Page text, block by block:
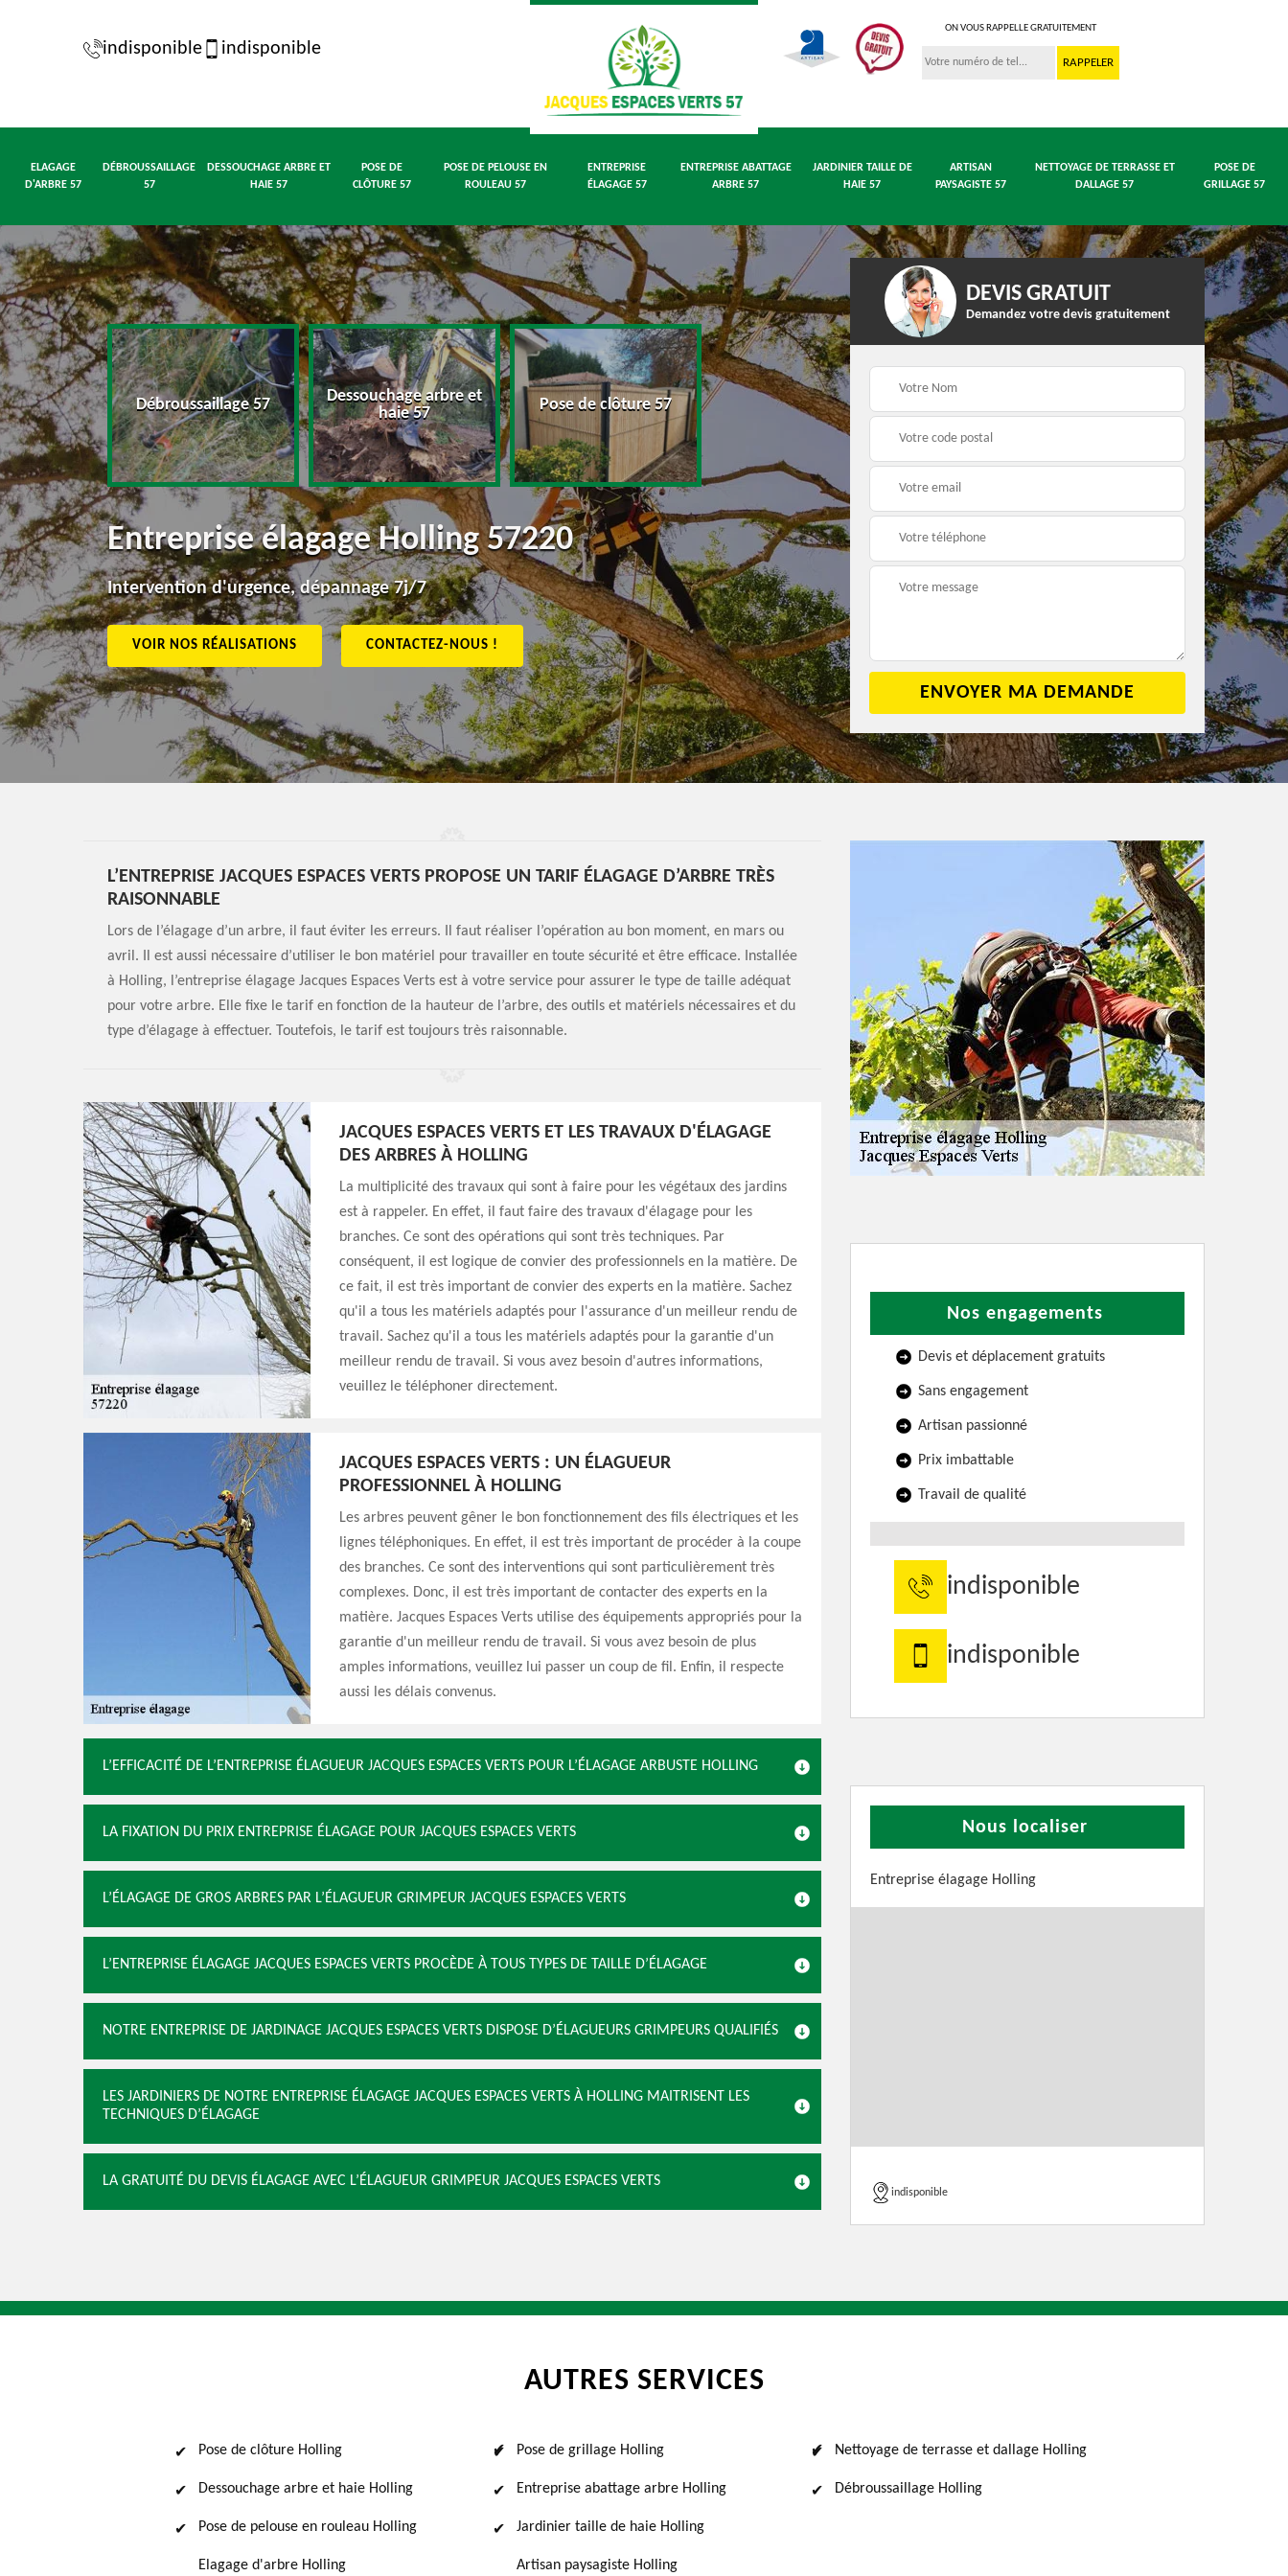
indisponible indisponible
ON VOUS RAPPELLE GRATUITEMENT
ELAGAGE
D'ARBRE 57
DÉBROUSSAILLAGE
57
DESSOUCHAGE ARBRE ET
HAIE 57
POSE DE
CLÔTURE 57
POSE DE PELOUSE EN
ROULEAU 57
ENTREPRISE
ÉLAGAGE 57
ENTREPRISE ABATTAGE
ARBRE 57
JARDINIER TAILLE DE
HAIE 57
ARTISAN
PAYSAGISTE 57
NETTOYAGE DE TERRASSE ET
DALLAGE 57
POSE DE
GRILLAGE 57
57 Débroussaillage 57
Dessouchage arbre et
haie 57
Pose de clôture 57
Pose de pelouse en
rouleau 57
Entreprise abattage
arbre 57
Entreprise élagage Holling 57220
Intervention d'urgence, dépannage 7j/7
VOIR NOS RÉALISATIONS CONTACTEZ-NOUS !
DEVIS GRATUIT
Demandez votre devis gratuitement
L’ENTREPRISE JACQUES ESPACES VERTS PROPOSE UN TARIF ÉLAGAGE D’ARBRE TRÈS
RAISONNABLE
Lors de l’élagage d’un arbre, il faut éviter les erreurs. Il faut réaliser l’opération au bon moment, en mars ou
avril. Il est aussi nécessaire d’utiliser le bon matériel pour travailler en toute sécurité et être efficace. Installée
à Holling, l’entreprise élagage Jacques Espaces Verts est à votre service pour assurer le type de taille adéquat
pour votre arbre. Elle fixe le tarif en fonction de la hauteur de l’arbre, des outils et matériels nécessaires et du
type d’élagage à effectuer. Toutefois, le tarif est toujours très raisonnable.
JACQUES ESPACES VERTS ET LES TRAVAUX D'ÉLAGAGE
DES ARBRES À HOLLING
La multiplicité des travaux qui sont à faire pour les végétaux des jardins
est à rappeler. En effet, il faut faire des travaux d'élagage pour les
branches. Ce sont des opérations qui sont très techniques. Par
conséquent, il est logique de convier des professionnels en la matière. De
ce fait, il est très important de convier des experts en la matière. Sachez
qu'il a tous les matériels adaptés pour l'assurance d'un meilleur rendu de
travail. Sachez qu'il a tous les matériels adaptés pour la garantie d'un
meilleur rendu de travail. Si vous avez besoin d'autres informations,
veuillez le téléphoner directement.
JACQUES ESPACES VERTS : UN ÉLAGUEUR
PROFESSIONNEL À HOLLING
Les arbres peuvent gêner le bon fonctionnement des fils électriques et les
lignes téléphoniques. En effet, il est très important de procéder à la coupe
des branches. Ce sont des interventions qui sont particulièrement très
complexes. Donc, il est très important de contacter des experts en la
matière. Jacques Espaces Verts utilise des équipements appropriés pour la
garantie d'un meilleur rendu de travail. Si vous avez besoin de plus
amples informations, veuillez lui passer un coup de fil. Enfin, il respecte
aussi les délais convenus.
L’EFFICACITÉ DE L’ENTREPRISE ÉLAGUEUR JACQUES ESPACES VERTS POUR L’ÉLAGAGE ARBUSTE HOLLING
LA FIXATION DU PRIX ENTREPRISE ÉLAGAGE POUR JACQUES ESPACES VERTS
L’ÉLAGAGE DE GROS ARBRES PAR L’ÉLAGUEUR GRIMPEUR JACQUES ESPACES VERTS
L’ENTREPRISE ÉLAGAGE JACQUES ESPACES VERTS PROCÈDE À TOUS TYPES DE TAILLE D’ÉLAGAGE
NOTRE ENTREPRISE DE JARDINAGE JACQUES ESPACES VERTS DISPOSE D’ÉLAGUEURS GRIMPEURS QUALIFIÉS
LES JARDINIERS DE NOTRE ENTREPRISE ÉLAGAGE JACQUES ESPACES VERTS À HOLLING MAITRISENT LES
TECHNIQUES D’ÉLAGAGE
LA GRATUITÉ DU DEVIS ÉLAGAGE AVEC L’ÉLAGUEUR GRIMPEUR JACQUES ESPACES VERTS
Nos engagements
Devis et déplacement gratuits
Sans engagement
Artisan passionné
Prix imbattable
Travail de qualité
indisponible
indisponible
Nous localiser
Entreprise élagage Holling
indisponible
AUTRES SERVICES
Pose de clôture Holling
Dessouchage arbre et haie Holling
Pose de pelouse en rouleau Holling
Elagage d'arbre Holling
Pose de grillage Holling
Entreprise abattage arbre Holling
Jardinier taille de haie Holling
Artisan paysagiste Holling
Nettoyage de terrasse et dallage Holling
Débroussaillage Holling